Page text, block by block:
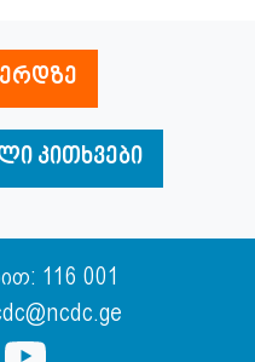
კითხვები
116 001